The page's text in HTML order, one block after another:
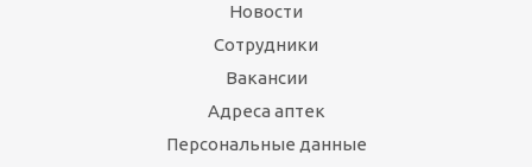
Новости
Сотрудники
Вакансии
Адреса аптек
Персональные данные